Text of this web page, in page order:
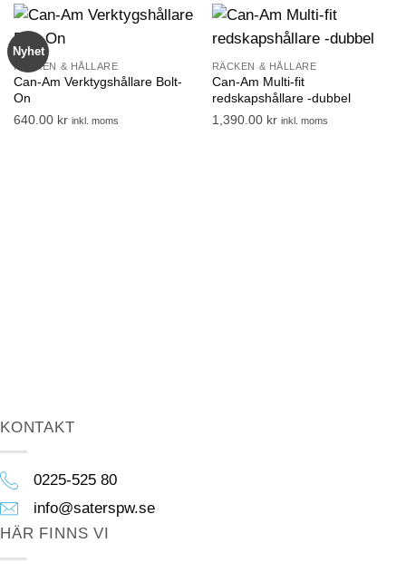
Nyhet
RÄCKEN & HÅLLARE
Can-Am Verktygshållare Bolt-
On
640.00 kr inkl. moms
RÄCKEN & HÅLLARE
Can-Am Multi-fit
redskapshållare -dubbel
1,390.00 kr inkl. moms
KONTAKT
0225-525 80
info@saterspw.se
HÄR FINNS VI